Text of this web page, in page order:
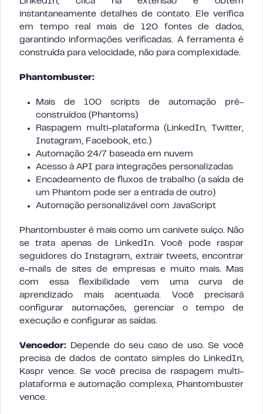
instantaneamente detalhes de contato. Ele verifica
em tempo real mais de 120 fontes de dados,
garantindo informações verificadas. A ferramenta é
construída para velocidade, não para complexidade.
Phantombuster:
Mais de 100 scripts de automação pré-
construídos (Phantoms)
Raspagem multi-plataforma (LinkedIn, Twitter,
Instagram, Facebook, etc.)
Automação 24/7 baseada em nuvem
Acesso à API para integrações personalizadas
Encadeamento de fluxos de trabalho (a saída de
um Phantom pode ser a entrada de outro)
Automação personalizável com JavaScript
Phantombuster é mais como um canivete suíço. Não
se trata apenas de LinkedIn. Você pode raspar
seguidores do Instagram, extrair tweets, encontrar
e-mails de sites de empresas e muito mais. Mas
com essa flexibilidade vem uma curva de
aprendizado mais acentuada. Você precisará
configurar automações, gerenciar o tempo de
execução e configurar as saídas.
Vencedor: Depende do seu caso de uso. Se você
precisa de dados de contato simples do LinkedIn,
Kaspr vence. Se você precisa de raspagem multi-
plataforma e automação complexa, Phantombuster
vence.